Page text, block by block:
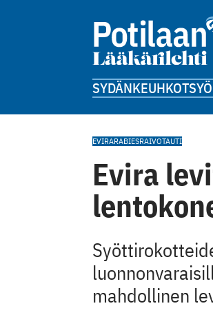
SYDÄNKEUHKOT
EVIRARABIESRAIVOTAUTI
Evira
mahdollinen